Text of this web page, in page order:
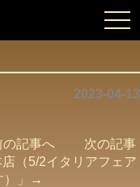
2023-04-13
の記事へ 次の記事
（5/2イタリアフェア
」→